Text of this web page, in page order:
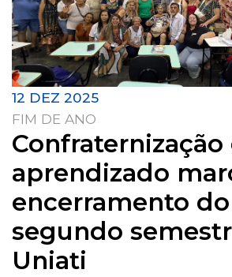
12 DEZ 2025
FIM DE ANO
Confraternização
aprendizado
encerramento do
segundo
Uniati